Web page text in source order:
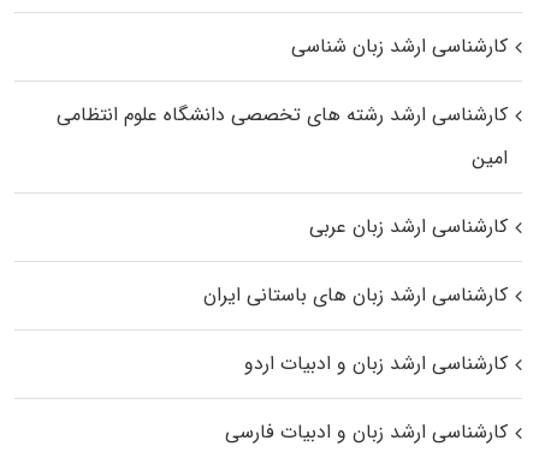
کارشناسی ارشد زبان شناسی
کارشناسی ارشد رﺷﺘﻪ ﻫﺎی تخصصی داﻧﺸﮕﺎه ﻋﻠﻮم انتظامی
اﻣﻴﻦ
کارشناسی ارشد زبان عربی
کارشناسی ارشد زبان‌ های باستانی ایران
کارشناسی ارشد زبان و ادبیات اردو
کارشناسی ارشد زبان و ادبیات فارسی